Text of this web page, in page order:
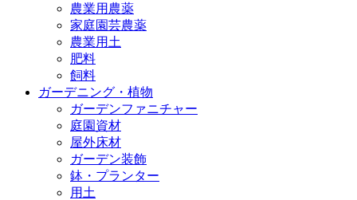
農業用農薬
家庭園芸農薬
農業用土
肥料
飼料
ガーデニング・植物
ガーデンファニチャー
庭園資材
屋外床材
ガーデン装飾
鉢・プランター
用土